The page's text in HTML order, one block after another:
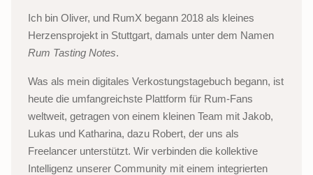
Ich bin Oliver, und RumX begann 2018 als kleines
Herzensprojekt in Stuttgart, damals unter dem Namen
Rum Tasting Notes.
Was als mein digitales Verkostungstagebuch begann, ist
heute die umfangreichste Plattform für Rum-Fans
weltweit, getragen von einem kleinen Team mit Jakob,
Lukas und Katharina, dazu Robert, der uns als
Freelancer unterstützt. Wir verbinden die kollektive
Intelligenz unserer Community mit einem integrierten